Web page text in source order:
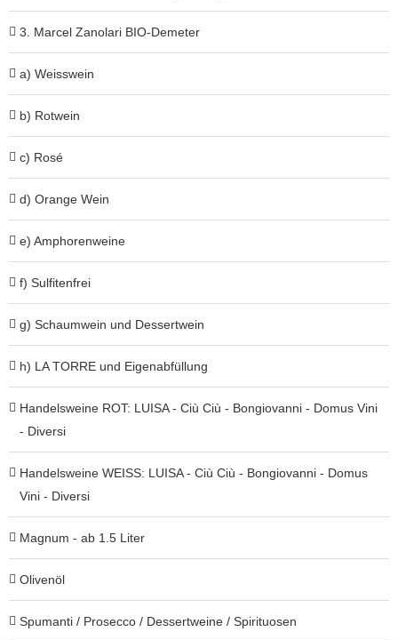
3. Marcel Zanolari BIO-Demeter
a) Weisswein
b) Rotwein
c) Rosé
d) Orange Wein
e) Amphorenweine
f) Sulfitenfrei
g) Schaumwein und Dessertwein
h) LA TORRE und Eigenabfüllung
Handelsweine ROT: LUISA - Ciù Ciù - Bongiovanni - Domus Vini
- Diversi
Handelsweine WEISS: LUISA - Ciù Ciù - Bongiovanni - Domus
Vini - Diversi
Magnum - ab 1.5 Liter
Olivenöl
Spumanti / Prosecco / Dessertweine / Spirituosen